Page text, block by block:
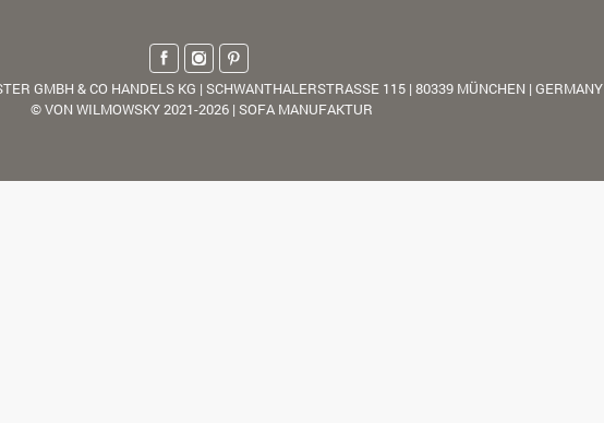
GMBH & CO HANDELS KG | SCHWANTHALERSTRASSE 115 | 80339 MÜNCHEN | GERMANY
© VON WILMOWSKY 2021-2026 | SOFA MANUFAKTUR